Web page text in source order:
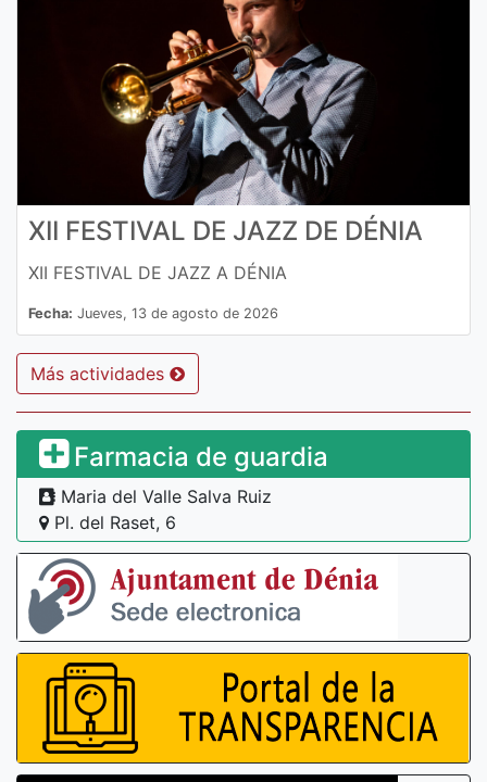
XII FESTIVAL DE JAZZ DE DÉNIA
XII FESTIVAL DE JAZZ A DÉNIA
Fecha: Jueves, 13 de agosto de 2026
Más actividades
Farmacia de guardia
Maria del Valle Salva Ruiz
Pl. del Raset, 6